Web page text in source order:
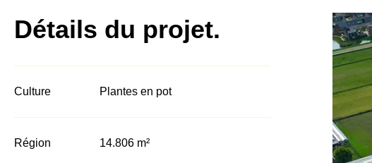
Détails du projet.
Culture Plantes en pot
Région 14.806 m²